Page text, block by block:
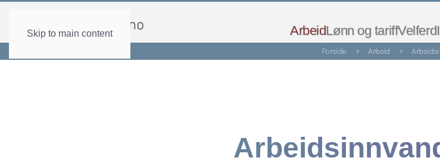
Skip to main content ArbeidLønn og tariffVelferd
Forside > Arbeid >